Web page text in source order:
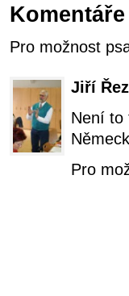
Komentáře
Pro možnost
Jiří
Není to
Pro